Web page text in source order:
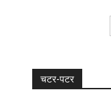
चटर-पटर